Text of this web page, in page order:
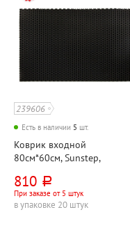
239606
Есть в наличии 5 шт.
Коврик входной
80см*60см, Sunstep,
черный, этиленвинилацетат
810 руб.
При заказе от 5 штук
в упаковке 20 штук